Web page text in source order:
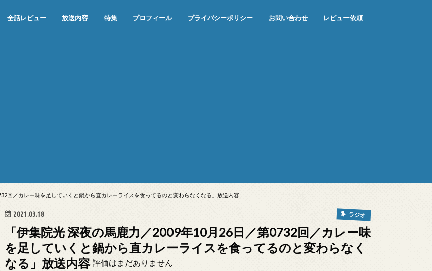
全話レビュー 放送内容 特集 プロフィール プライバシーポリシー お問い合わせ レビュー依頼
回／カレー味を足していくと鍋から直カレーライスを食ってるのと変わらなくなる」放送内容
2021.03.18 ラジオ
「伊集院光 深夜の馬鹿力／2009年10月26日／第0732回／カレー味
を足していくと鍋から直カレーライスを食ってるのと変わらなく
なる」放送内容 評価はまだありません